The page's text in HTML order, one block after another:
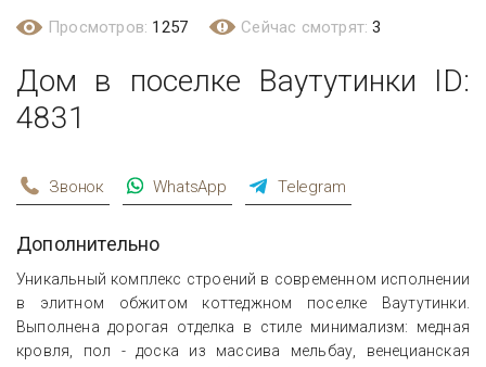
Просмотров: 1257 Сейчас смотрят:3
Дом в поселке Ваутутинки ID:
4831
Звонок WhatsApp Telegram
Дополнительно
Уникальный комплекс строений в современном исполнении
в элитном обжитом коттеджном поселке Ваутутинки.
Выполнена дорогая отделка в стиле минимализм: медная
кровля, пол - доска из массива мельбау, венецианская